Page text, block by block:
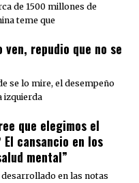
de 1500 millones de
teme que
ven, repudio que no se
se lo mire, el desempeño
izquierda
que elegimos el
El cansancio en los
mental”
en las notas